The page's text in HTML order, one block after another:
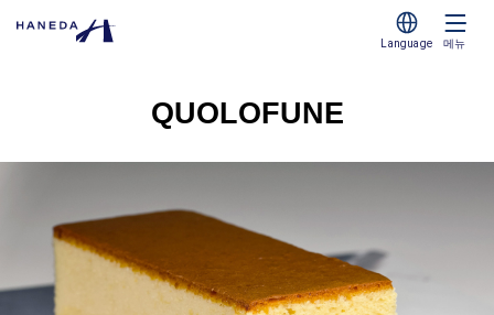
Language 메뉴
QUOLOFUNE